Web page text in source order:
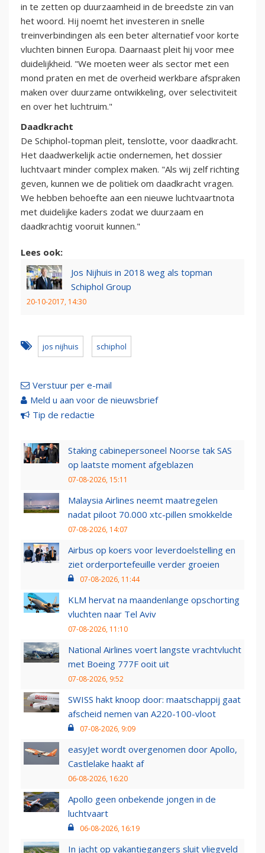
in te zetten op duurzaamheid in de breedste zin van
het woord. Hij noemt het investeren in snelle
treinverbindingen als een beter alternatief voor korte
vluchten binnen Europa. Daarnaast pleit hij voor mee
duidelijkheid. "We moeten weer als sector met een
mond praten en met de overheid werkbare afspraken
maken over duurzame ontwikkeling, over selectiviteit
en over het luchtruim."
Daadkracht
De Schiphol-topman pleit, tenslotte, voor daadkracht.
Het daadwerkelijk actie ondernemen, het dossier
luchtvaart minder complex maken. "Als wij zelf richting
geven, kunnen we de politiek om daadkracht vragen.
We hebben behoefte aan een nieuwe luchtvaartnota
met duidelijke kaders zodat we duurzaam en
daadkrachtig vooruit kunnen."
Lees ook:
Jos Nijhuis in 2018 weg als topman
Schiphol Group
20-10-2017, 14:30
jos nijhuis schiphol
Verstuur per e-mail
Meld u aan voor de nieuwsbrief
Tip de redactie
Staking cabinepersoneel Noorse tak SAS
op laatste moment afgeblazen
07-08-2026, 15:11
Malaysia Airlines neemt maatregelen
nadat piloot 70.000 xtc-pillen smokkelde
07-08-2026, 14:07
Airbus op koers voor leverdoelstelling en
ziet orderportefeuille verder groeien
07-08-2026, 11:44
KLM hervat na maandenlange opschorting
vluchten naar Tel Aviv
07-08-2026, 11:10
National Airlines voert langste vrachtvlucht
met Boeing 777F ooit uit
07-08-2026, 9:52
SWISS hakt knoop door: maatschappij gaat
afscheid nemen van A220-100-vloot
07-08-2026, 9:09
easyJet wordt overgenomen door Apollo,
Castlelake haakt af
06-08-2026, 16:20
Apollo geen onbekende jongen in de
luchtvaart
06-08-2026, 16:19
In jacht op vakantiegangers sluit vliegveld